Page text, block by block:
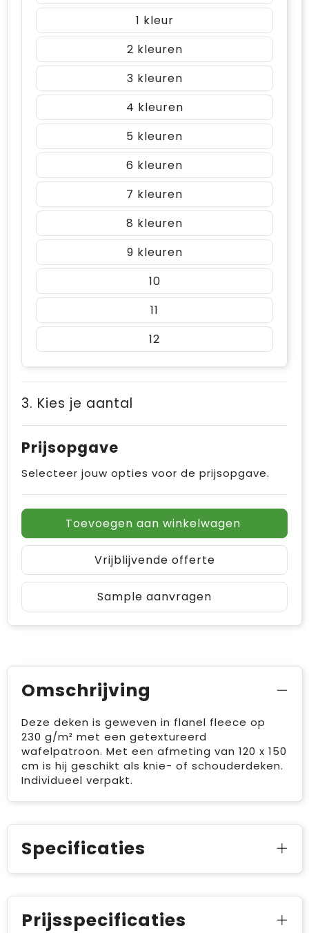
1
2
3
4
5
6
7
8
9
10
11
12
3. Kies je aantal
Prijsopgave
Selecteer jouw opties voor de prijsopgave.
Toevoegen aan winkelwagen
Vrijblijvende offerte
Sample aanvragen
Omschrijving
Deze deken is geweven in flanel fleece op
230 g/m² met een getextureerd
wafelpatroon. Met een afmeting van 120 x 150
cm is hij geschikt als knie- of schouderdeken.
Individueel verpakt.
Specificaties
Prijsspecificaties